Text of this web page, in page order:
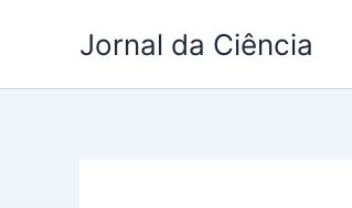
Jornal da Ciência